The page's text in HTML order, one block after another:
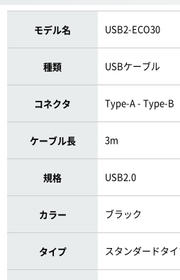
モデル名 USB2-ECO30
種類 USBケーブル
コネクタ Type-A - Type-B
ケーブル長 3m
規格 USB2.0
カラー ブラック
タイプ スタンダードタ